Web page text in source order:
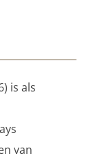
door
is als
van